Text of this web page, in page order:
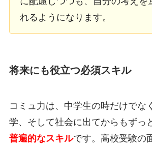
れるようになります。
将来にも役立つ必須スキル
コミュ力は、中学生の時だけでな
学、そして社会に出てからもずっ
普遍的なスキルです。高校受験の